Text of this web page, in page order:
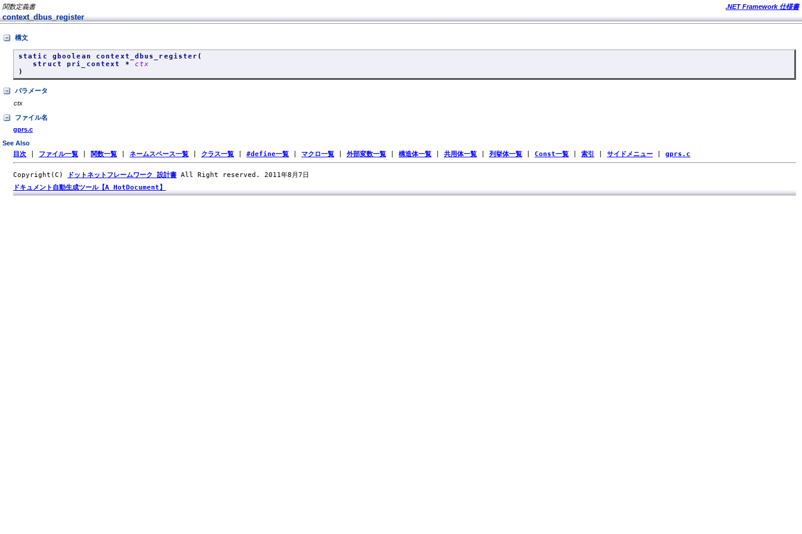
関数定義書 .NET Framework 仕様書
context_dbus_register
構文
static gboolean context_dbus_register (
struct pri_context * ctx
)
パラメータ
ctx
ファイル名
gprs.c
See Also
目次 ファイル一覧 関数一覧 ネームスペース一覧 クラス一覧 #define一覧 マクロ一覧 外部変数一覧 構造体一覧 共用体一覧 列挙体一覧 Const一覧 索引 サイドメニュー gprs.c
Copyright(C) ドットネットフレームワーク 設計書 All Right reserved. 2011年8月7日
ドキュメント自動生成ツール【A HotDocument】